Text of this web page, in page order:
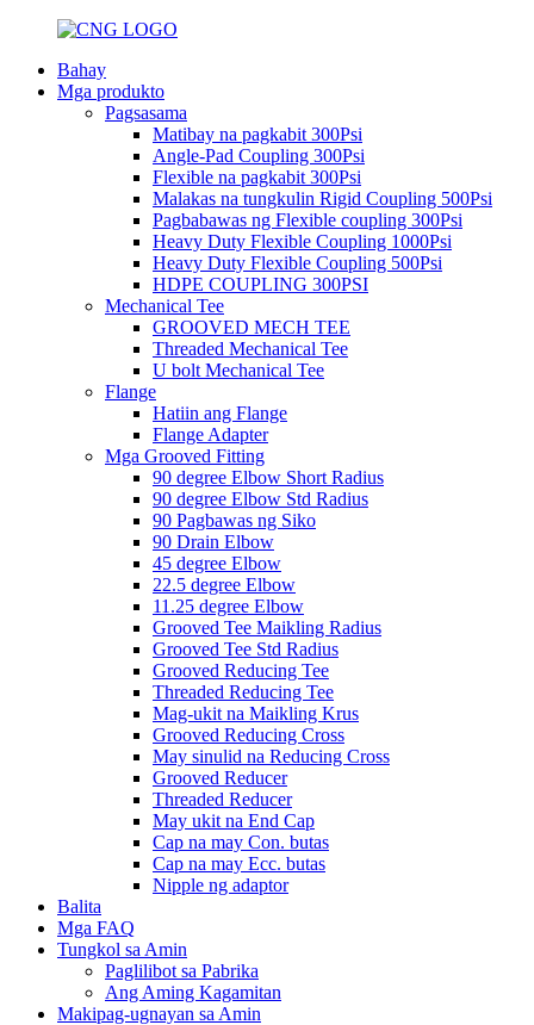
Bahay
Mga produkto
Pagsasama
Matibay na pagkabit 300Psi
Angle-Pad Coupling 300Psi
Flexible na pagkabit 300Psi
Malakas na tungkulin Rigid Coupling 500Psi
Pagbabawas ng Flexible coupling 300Psi
Heavy Duty Flexible Coupling 1000Psi
Heavy Duty Flexible Coupling 500Psi
HDPE COUPLING 300PSI
Mechanical Tee
GROOVED MECH TEE
Threaded Mechanical Tee
U bolt Mechanical Tee
Flange
Hatiin ang Flange
Flange Adapter
Mga Grooved Fitting
90 degree Elbow Short Radius
90 degree Elbow Std Radius
90 Pagbawas ng Siko
90 Drain Elbow
45 degree Elbow
22.5 degree Elbow
11.25 degree Elbow
Grooved Tee Maikling Radius
Grooved Tee Std Radius
Grooved Reducing Tee
Threaded Reducing Tee
Mag-ukit na Maikling Krus
Grooved Reducing Cross
May sinulid na Reducing Cross
Grooved Reducer
Threaded Reducer
May ukit na End Cap
Cap na may Con. butas
Cap na may Ecc. butas
Nipple ng adaptor
Balita
Mga FAQ
Tungkol sa Amin
Paglilibot sa Pabrika
Ang Aming Kagamitan
Makipag-ugnayan sa Amin